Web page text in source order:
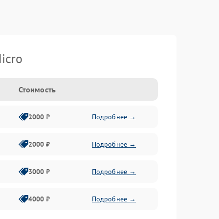
Стоимость
2000 ₽ Подробнее →
2000 ₽ Подробнее →
3000 ₽ Подробнее →
4000 ₽ Подробнее →